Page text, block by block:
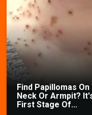
Find Papillomas On
Neck Or Armpit?
First Stage Of...